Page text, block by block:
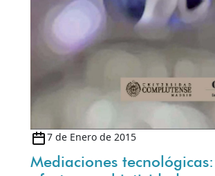
7 de Enero de 2015
Mediaciones